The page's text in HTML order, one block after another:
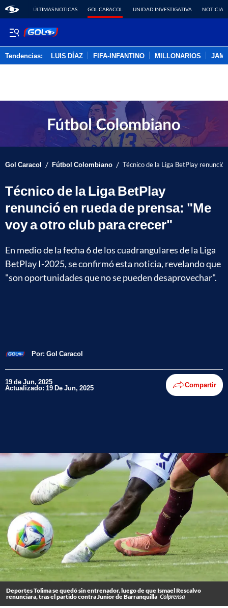
ÚLTIMAS NOTICAS GOL CARACOL UNIDAD INVESTIGATIVA NOTICIAS
Tendencias: LUIS DÍAZ FIFA-INFANTINO MILLONARIOS
Gol Caracol / Fútbol Colombiano / Técnico de la Liga BetPlay
Técnico de la Liga BetPlay
renunció en rueda de prensa: "Me
voy a otro club para crecer"
En medio de la fecha 6 de los cuadrangulares de la Liga
BetPlay I-2025, se confirmó esta noticia, revelando que
"son oportunidades que no se pueden desaprovechar".
Por: Gol Caracol
19 de Jun, 2025
Actualizado: 19 De Jun, 2025 Compartir
Deportes Tolima se quedó sin entrenador, luego de que Ismael Rescalvo
renunciara, tras el partido contra Junior de Barranquilla Colprensa